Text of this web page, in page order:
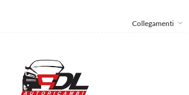
Collegamenti